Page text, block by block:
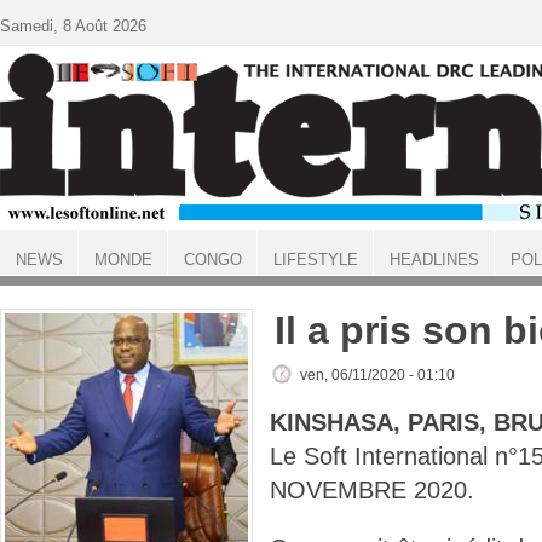
ACCUEIL
Il a pris son
ven, 06/11/2020 - 01:10
KINSHASA, PARIS,
Le Soft International
NOVEMBRE 2020.
Samedi, 8 Août 2026
NEWS MONDE CONGO LIFESTYLE HEADLINES